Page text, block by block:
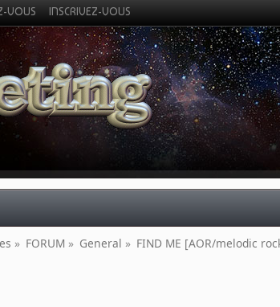
VOUS INSCRIVEZ-VOUS
» FORUM » General » FIND ME [AOR/melodic